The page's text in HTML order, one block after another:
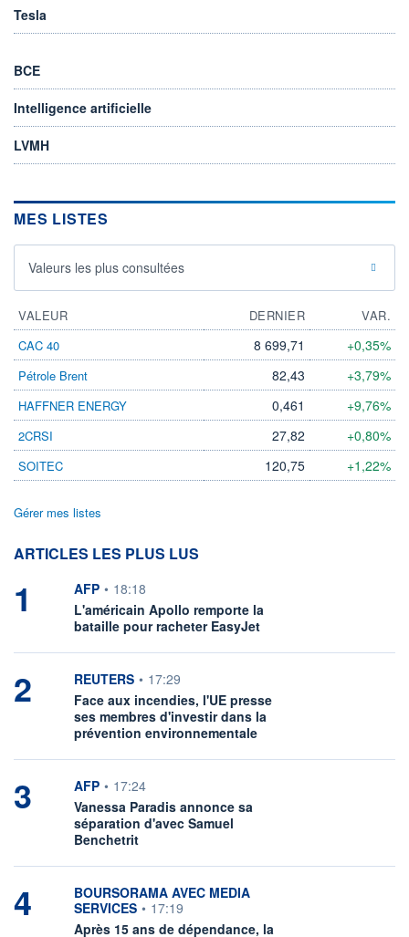
Tesla
BCE
Intelligence artificielle
LVMH
MES LISTES
Valeurs les plus consultées
VALEUR DERNIER
VAR.
CAC 40
8 699,71 +0,35%
Pétrole Brent 82,43 +3,79%
HAFFNER ENERGY 0,461 +9,76%
2CRSI 27,82 +0,80%
SOITEC 120,75 +1,22%
Gérer mes listes
ARTICLES LES PLUS LUS
1 information fournie par
AFP • 18:18
L'américain Apollo remporte la
bataille pour racheter EasyJet
2 information fournie par
REUTERS • 17:29
Face aux incendies, l'UE presse
ses membres d'investir dans la
prévention environnementale
3 information fournie par
AFP • 17:24
Vanessa Paradis annonce sa
séparation d'avec Samuel
Benchetrit
4 information fournie par
BOURSORAMA AVEC MEDIA
SERVICES • 17:19
Après 15 ans de dépendance, la